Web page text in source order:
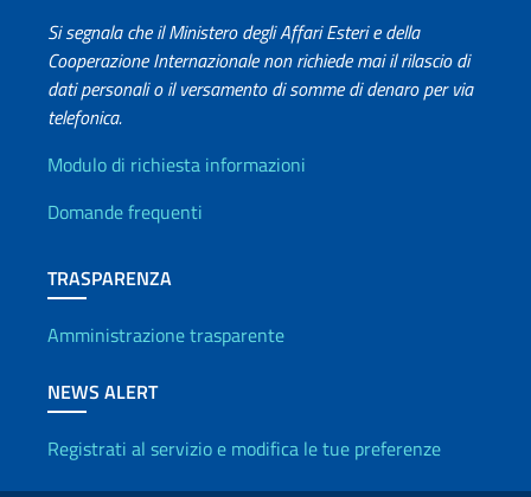
Si segnala che il Ministero degli Affari Esteri e della
Cooperazione Internazionale non richiede mai il rilascio di
dati personali o il versamento di somme di denaro per via
telefonica.
Info utili
Modulo di richiesta informazioni
Domande frequenti
TRASPARENZA
Amministrazione trasparente
NEWS ALERT
Registrati al servizio e modifica le tue preferenze